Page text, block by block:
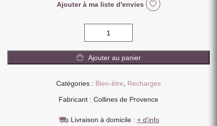
Ajouter à ma liste d'envies
RECHARGE
SENTEUR
BOIS
Ajouter au panier
Catégories : Bien-être Recharges
Fabricant : Collines de Provence
Livraison à domicile : + d'info